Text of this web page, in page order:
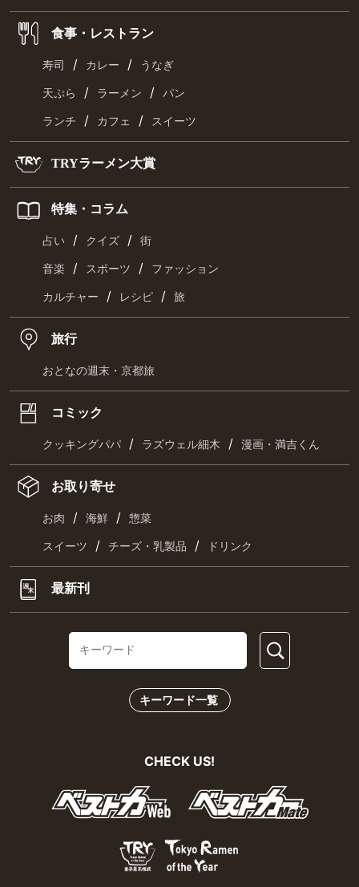
食事・レストラン
寿司 / カレー / うなぎ
天ぷら / ラーメン / パン
ランチ / カフェ / スイーツ
TRYラーメン大賞
特集・コラム
占い / クイズ / 街
音楽 / スポーツ / ファッション
カルチャー / レシピ / 旅
旅行
おとなの週末・京都旅
コミック
クッキングパパ / ラズウェル細木 / 漫画・満吉くん
お取り寄せ
お肉 / 海鮮 / 惣菜
スイーツ / チーズ・乳製品 / ドリンク
最新刊
キーワード一覧
CHECK US!